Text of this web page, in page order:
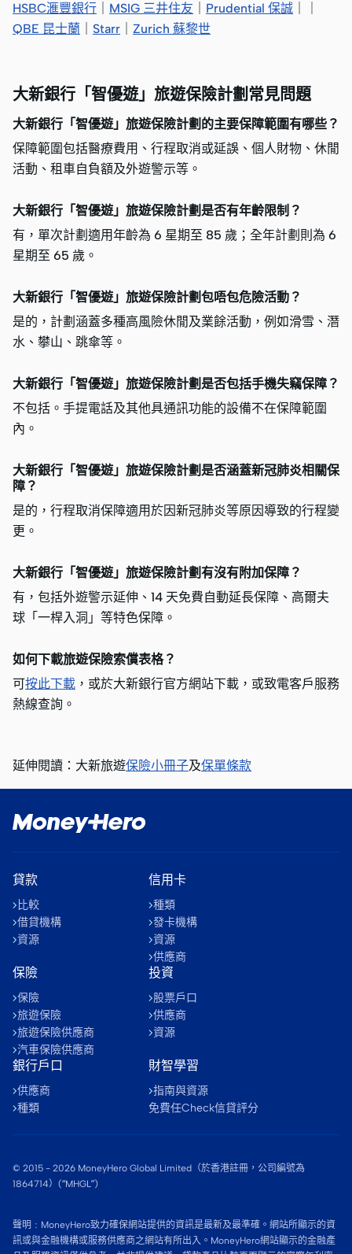
HSBC滙豐銀行
MSIG 三井住友 Prudential 保誠
QBE 昆士蘭
Starr Zurich 蘇黎世
大新銀行「智優遊」旅遊保險計劃常見問題
大新銀行「智優遊」旅遊保險計劃的主要保障範圍有哪些？
保障範圍包括醫療費用、行程取消或延誤、個人財物、休閒
活動、租車自負額及外遊警示等。
大新銀行「智優遊」旅遊保險計劃是否有年齡限制？
有，單次計劃適用年齡為 6 星期至 85 歲；全年計劃則為 6
星期至 65 歲。
大新銀行「智優遊」旅遊保險計劃包唔包危險活動？
是的，計劃涵蓋多種高風險休閒及業餘活動，例如滑雪、潛
水、攀山、跳傘等。
大新銀行「智優遊」旅遊保險計劃是否包括手機失竊保障？
不包括。手提電話及其他具通訊功能的設備不在保障範圍
內。
大新銀行「智優遊」旅遊保險計劃是否涵蓋新冠肺炎相關保
障？
是的，行程取消保障適用於因新冠肺炎等原因導致的行程變
更。
大新銀行「智優遊」旅遊保險計劃有沒有附加保障？
有，包括外遊警示延伸、14 天免費自動延長保障、高爾夫
球「一桿入洞」等特色保障。
如何下載旅遊保險索償表格？
可按此下載 ，或於大新銀行官方網站下載，或致電客戶服務
熱線查詢。
延伸閱讀：大新旅遊保險小冊子及保單條款
貸款
比較
借貸機構
資源
信用卡
種類
發卡機構
資源
供應商
保險
保險
旅遊保險
旅遊保險供應商
汽車保險供應商
投資
股票戶口
供應商
資源
銀行戶口
供應商
種類
財智學習
指南與資源
免費任Check信貸評分
© 2015 - 2026 MoneyHero Global Limited（於香港註冊，公司編號為
1864714）(“MHGL”)
聲明﹕MoneyHero致力確保網站提供的資訊是最新及最準確。網站所顯示的資
訊或與金融機構或服務供應商之網站有所出入。MoneyHero網站顯示的金融產